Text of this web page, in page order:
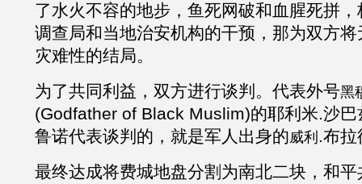
了水火不容的地步，鱼死网破和血腥死拼
调查局和当地治安机构的干预，那为双方
灾难性的结局。
为了共同利益，双方进行谈判。代表外号黑
(Godfather of Black Muslim)的耶利米.沙巴
鲁诺代表谈判的，就是军人出身的威利 .布拉
最终达成将费城地盘分割为南北二块，和